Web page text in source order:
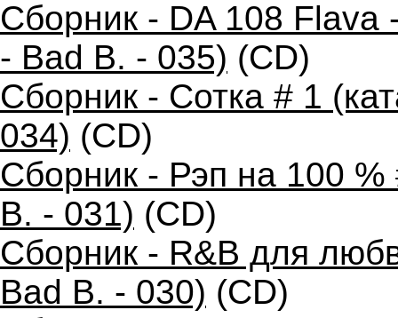
Сборник - DA 108
- Bad B. - 035) (CD)
Сборник - Сотка # 1
034) (CD)
Сборник - Рэп на 100
B. - 031) (CD)
Сборник - R&B для
Bad B. - 030) (CD)